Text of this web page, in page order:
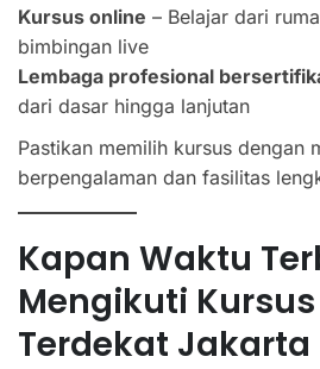
Kursus online – Belajar dari
bimbingan live
Lembaga profesional
dari dasar hingga lanjutan
Pastikan memilih kursus dengan
berpengalaman dan fasilitas
Kapan Waktu
Mengikuti
Terdekat Jakarta